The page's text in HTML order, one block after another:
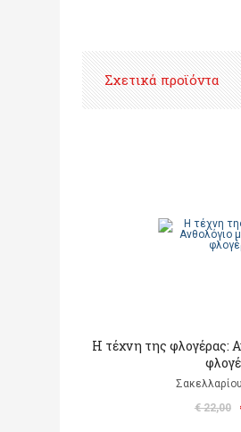
Σχετικά προϊόντα
Η τέχνη της φλογέρας:
€ 22,00